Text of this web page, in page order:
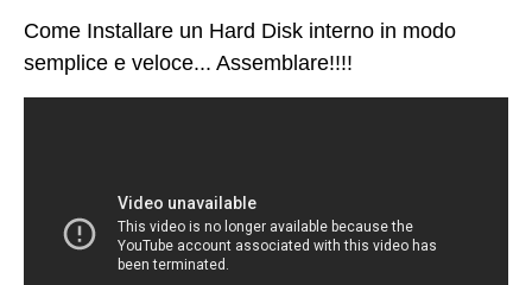
Come Installare un Hard Disk interno in modo
semplice e veloce... Assemblare!!!!